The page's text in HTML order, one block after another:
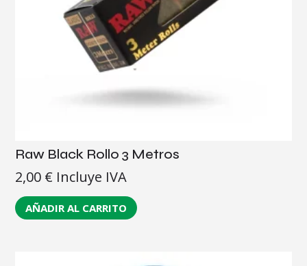
Raw Black Rollo 3 Metros
2,00 € Incluye IVA
AÑADIR AL CARRITO